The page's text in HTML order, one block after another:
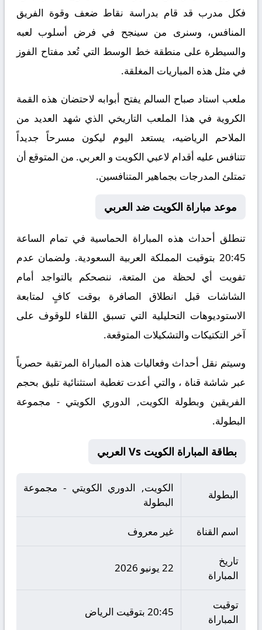
فكل مدرب قد قام بدراسة نقاط ضعف وقوة الفريق
المنافس، وسنرى من سينجح في فرض أسلوب لعبه
والسيطرة على منطقة خط الوسط التي تُعد مفتاح الفوز
في مثل هذه المباريات المغلقة.
ملعب استاد صباح السالم يفتح أبوابه لاحتضان هذه القمة
الكروية في هذا الملعب التاريخي الذي شهد العديد من
الملاحم الرياضيه، يستعد اليوم ليكون مسرحاً جديداً
تتنافس عليه أقدام لاعبي الكويت و العربي. من المتوقع أن
تمتلئ المدرجات بجماهير المتنافسين.
موعد مباراة الكويت ضد العربي
تنطلق أحداث هذه المباراة الحماسية في تمام الساعة
20:45 بتوقيت المملكة العربية السعودية. ولضمان عدم
تفويت أي لحظة من المتعة، ننصحكم بالتواجد أمام
الشاشات قبل انطلاق الصافرة بوقت كافٍ لمتابعة
الاستوديوهات التحليلية التي تسبق اللقاء للوقوف على
آخر التكتيكات والتشكيلات المتوقعة.
​وسيتم نقل أحداث وفعاليات هذه المباراة المرتقبة حصرياً
عبر شاشة قناة ، والتي أعدت تغطية استثنائية تليق بحجم
الفريقين وبطولة الكويت, الدوري الكويتي - مجموعة
البطولة.
بطاقة المباراة الكويت Vs العربي
البطولة
الكويت, الدوري الكويتي - مجموعة
البطولة
اسم القناة غير معروف
تاريخ
المباراة
22 يونيو 2026
توقيت
المباراة
20:45 بتوقيت الرياض